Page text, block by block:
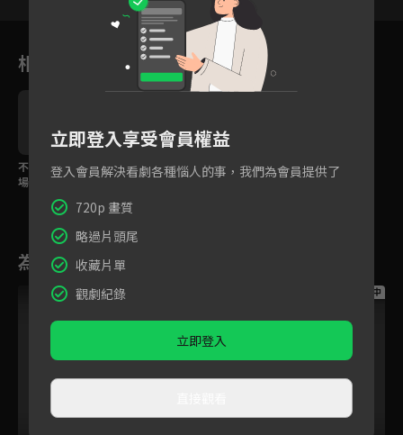
相關花絮
不必背！40種日常生活
場景，看動畫英語單字
專為初階學習者設計！
生活化主題+看動畫輕鬆
為您推薦
跟播中 跟播中
立即登入享受會員權益
登入會員解決看劇各種惱人的事，我們為會員提供了
720p 畫質
略過片頭尾
收藏片單
觀劇紀錄
立即登入